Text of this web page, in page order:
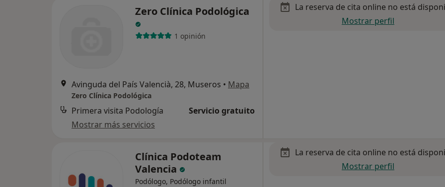
Zero Clínica Podológica
1 opinión
Avinguda del País Valencià, 28, Museros • Mapa
Zero Clínica Podológica
Primera visita Podología
Servicio gratuito
Mostrar más servicios
La reserva de cita online no está
Mostrar perfil
Clínica Podoteam
Valencia
Podólogo, Podólogo infantil
La reserva de cita online no está
Mostrar perfil